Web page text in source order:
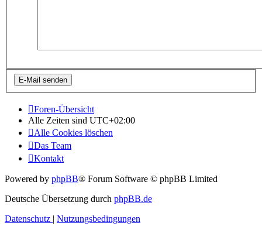
Foren-Übersicht
Alle Zeiten sind UTC+02:00
Alle Cookies löschen
Das Team
Kontakt
Powered by phpBB® Forum Software © phpBB Limited
Deutsche Übersetzung durch phpBB.de
Datenschutz | Nutzungsbedingungen